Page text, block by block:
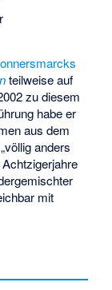
teilweise auf
zu diesem
habe er
aus dem
anders
mit